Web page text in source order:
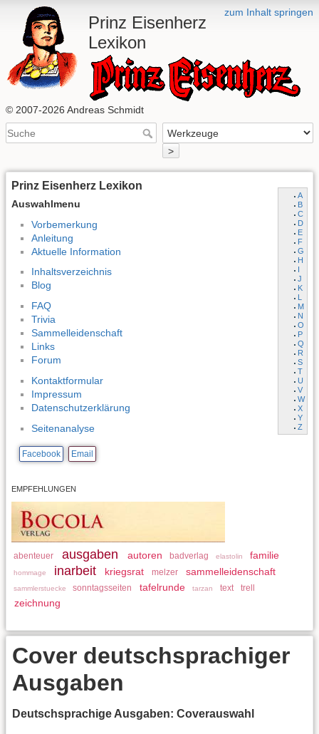
zum Inhalt springen
Prinz Eisenherz
Lexikon
© 2007-2026 Andreas Schmidt
>
Prinz Eisenherz Lexikon
Auswahlmenu
A
B
C
D
E
F
G
H
I
J
K
L
M
N
O
P
Q
R
S
T
U
V
W
X
Y
Z
Vorbemerkung
Anleitung
Aktuelle Information
Inhaltsverzeichnis
Blog
FAQ
Trivia
Sammelleidenschaft
Links
Forum
Kontaktformular
Impressum
Datenschutzerklärung
Seitenanalyse
Facebook Email
EMPFEHLUNGEN
abenteuer ausgaben autoren badverlag elastolin familie
hommage inarbeit kriegsrat melzer sammelleidenschaft
sammlerstuecke sonntagsseiten tafelrunde tarzan text trell
zeichnung
Cover deutschsprachiger
Ausgaben
Deutschsprachige Ausgaben: Coverauswahl